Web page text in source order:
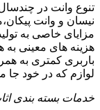
تنوع وانت در
نیسان و وانت
مزایای خاصی به
هزینه های معینی به
باربری کمتری به
لوازم که در خود جا
خدمات بسته بندی